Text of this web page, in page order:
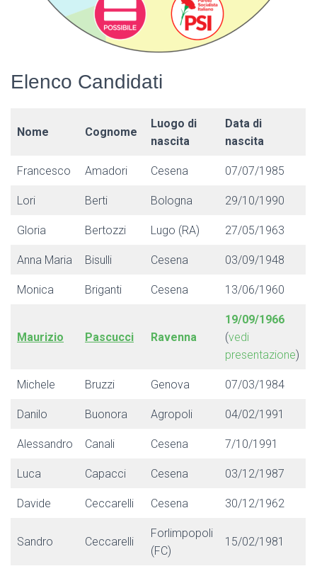
Elenco Candidati
Nome Cognome
Luogo di
nascita
Data di
nascita
Francesco Amadori Cesena 07/07/1985
Lori Berti Bologna 29/10/1990
Gloria Bertozzi Lugo (RA) 27/05/1963
Anna Maria Bisulli Cesena 03/09/1948
Monica Briganti Cesena 13/06/1960
Maurizio Pascucci Ravenna
19/09/1966
(vedi
presentazione)
Michele Bruzzi Genova 07/03/1984
Danilo Buonora Agropoli 04/02/1991
Alessandro Canali Cesena 7/10/1991
Luca Capacci Cesena 03/12/1987
Davide Ceccarelli Cesena 30/12/1962
Sandro Ceccarelli
Forlimpopoli
(FC)
15/02/1981